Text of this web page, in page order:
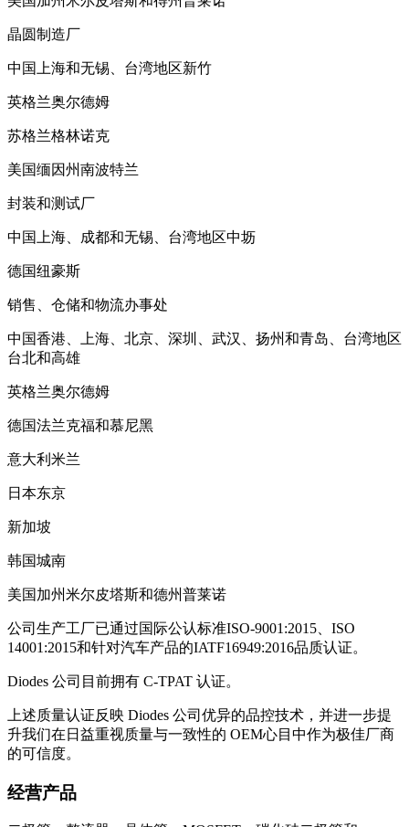
晶圆制造厂
中国上海和无锡、台湾地区新竹
英格兰奥尔德姆
苏格兰格林诺克
美国缅因州南波特兰
封装和测试厂
中国上海、成都和无锡、台湾地区中坜
德国纽豪斯
销售、仓储和物流办事处
中国香港、上海、北京、深圳、武汉、扬州和青岛、台湾地区
台北和高雄
英格兰奥尔德姆
德国法兰克福和慕尼黑
意大利米兰
日本东京
新加坡
韩国城南
美国加州米尔皮塔斯和德州普莱诺
公司生产工厂已通过国际公认标准ISO-9001:2015、ISO
14001:2015和针对汽车产品的IATF16949:2016品质认证。
Diodes 公司目前拥有 C-TPAT 认证。
上述质量认证反映 Diodes 公司优异的品控技术，并进一步提
升我们在日益重视质量与一致性的 OEM心目中作为极佳厂商
的可信度。
经营产品